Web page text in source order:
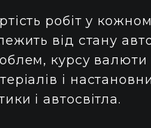
робіт у
від стану
курсу
і
і автосвітла.